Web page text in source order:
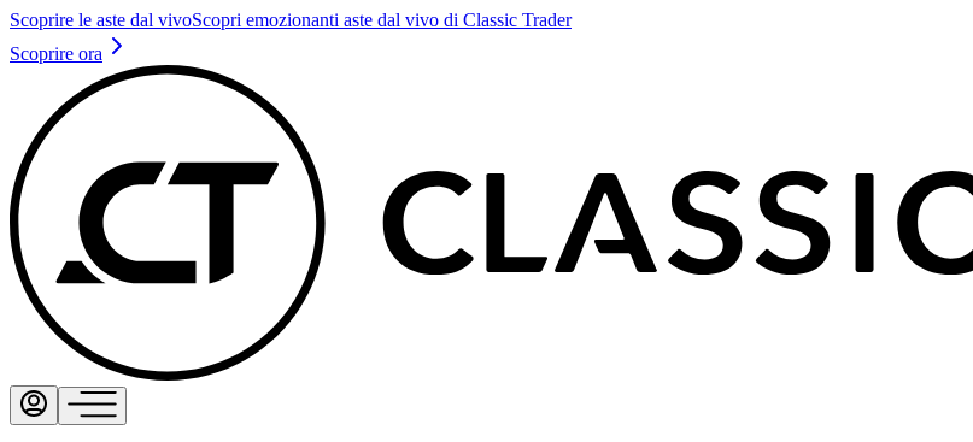
Scoprire le aste dal vivoScopri emozionanti aste dal vivo di Classic Trader
Scoprire ora